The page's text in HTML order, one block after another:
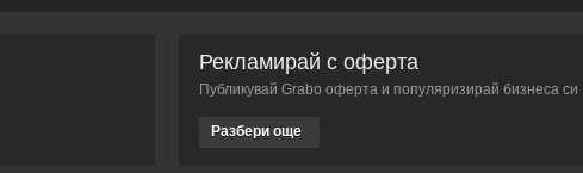
Рекламирай с оферта
Публикувай Grabo оферта и популяризирай бизнеса си
Разбери още